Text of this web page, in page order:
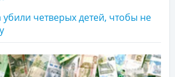
четверых детей, чтобы не